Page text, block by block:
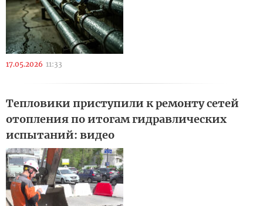
17.05.2026 11:33
Тепловики приступили к ремонту сетей
отопления по итогам гидравлических
испытаний: видео